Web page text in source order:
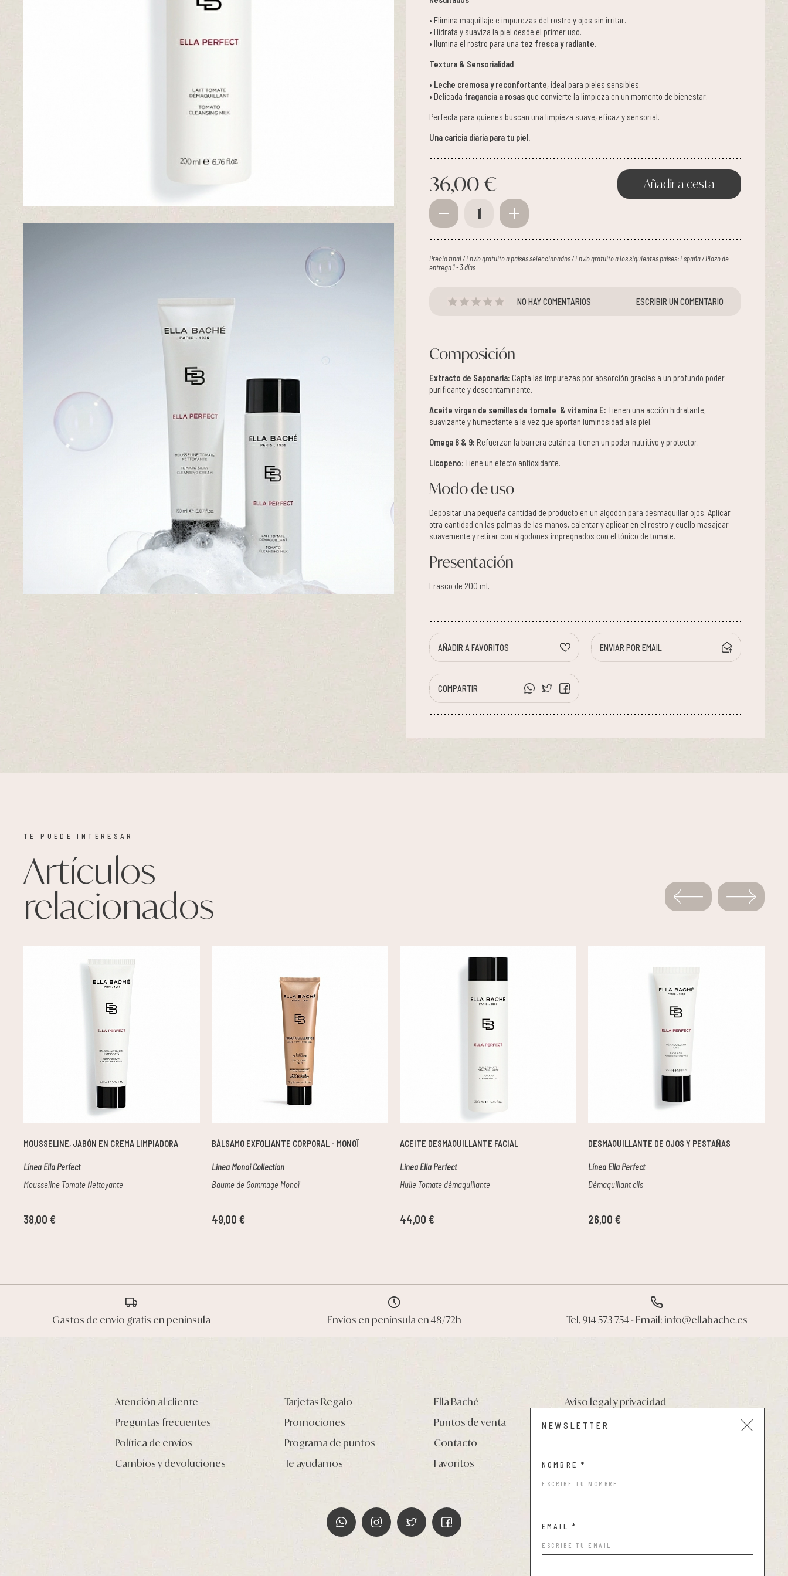
• Elimina maquillaje e impurezas del rostro y ojos sin irritar.
• Hidrata y suaviza la piel desde el primer uso.
• Ilumina el rostro para una tez fresca y radiante.
Textura & Sensorialidad
• Leche cremosa y reconfortante, ideal para pieles sensibles.
• Delicada fragancia a rosas que convierte la limpieza en un momento de bienestar.
Perfecta para quienes buscan una limpieza suave, eficaz y sensorial.
Una caricia diaria para tu piel.
36,00 € Añadir a cesta
1
Precio final / Envío gratuito a países seleccionados / Envío gratuito a los siguientes países: España / Plazo de
entrega 1 - 3 días
NO HAY COMENTARIOS ESCRIBIR UN COMENTARIO
Composición
Extracto de Saponaria: Capta las impurezas por absorción gracias a un profundo poder
purificante y descontaminante.
Aceite virgen de semillas de tomate & vitamina E: Tienen una acción hidratante,
suavizante y humectante a la vez que aportan luminosidad a la piel.
Omega 6 & 9: Refuerzan la barrera cutánea, tienen un poder nutritivo y protector.
Licopeno: Tiene un efecto antioxidante.
Modo de uso
Depositar una pequeña cantidad de producto en un algodón para desmaquillar ojos. Aplicar
otra cantidad en las palmas de las manos, calentar y aplicar en el rostro y cuello masajear
suavemente y retirar con algodones impregnados con el tónico de tomate.
Presentación
Frasco de 200 ml.
AÑADIR A FAVORITOS ENVIAR POR EMAIL
COMPARTIR
TE PUEDE INTERESAR
Artículos
relacionados
MOUSSELINE, JABÓN EN CREMA LIMPIADORA
Línea Ella Perfect
Mousseline Tomate Nettoyante
38,00 €
BÁLSAMO EXFOLIANTE CORPORAL - MONOÏ
Línea Monoi Collection
Baume de Gommage Monoï
49,00 €
ACEITE DESMAQUILLANTE FACIAL
Línea Ella Perfect
Huile Tomate démaquillante
44,00 €
DESMAQUILLANTE DE OJOS Y PESTAÑAS
Línea Ella Perfect
Démaquillant cils
26,00 €
Gastos de envío gratis en península Envíos en península en 48/72h Tel. 914 573 754 - Email: info@ellabache.es
Atención al cliente
Preguntas frecuentes
Política de envíos
Cambios y devoluciones
Tarjetas Regalo
Promociones
Programa de puntos
Te ayudamos
Ella Baché
Puntos de venta
Contacto
Favoritos
Aviso legal y privacidad
Condiciones de compra
NEWSLETTER
NOMBRE *
EMAIL *